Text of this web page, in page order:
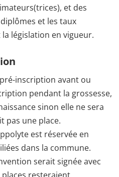
et des
et les taux
législation en vigueur.
inscription avant ou
pendant la grossesse,
sinon elle ne sera
pas une place.
est réservée en
dans la commune.
serait signée avec